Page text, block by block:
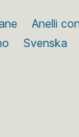
Anelli
Svenska